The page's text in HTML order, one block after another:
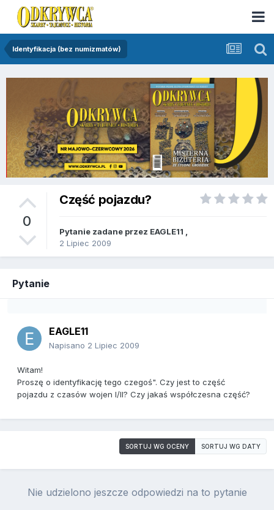
Identyfikacja (bez numizmatów)
0
Część pojazdu?
Pytanie zadane przez EAGLE11
2 Lipiec 2009
Pytanie
EAGLE11
Napisano 2 Lipiec 2009
Witam!
Proszę o identyfikację tego czegoś". Czy jest to część
pojazdu z czasów wojen I/II? Czy jakaś współczesna część?
SORTUJ WG OCENY SORTUJ WG DATY
Nie udzielono jeszcze odpowiedzi na to pytanie